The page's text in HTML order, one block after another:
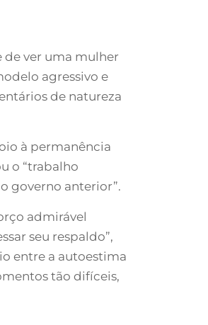
de ver uma mulher
agressivo e
de natureza
à permanência
o “trabalho
governo anterior”.
admirável
seu respaldo”,
entre a autoestima
tão difíceis,